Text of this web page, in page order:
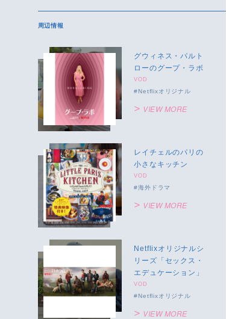
周辺情報
グウィネス・パルト
ローのグープ・ラボ
VOD
Netflixオリジナル
VIEW MORE
レイチェルのパリの
小さなキッチン
VOD
海外ドラマ
VIEW MORE
Netflixオリジナルシ
リーズ「セックス・
エデュケーション」
VOD
Netflixオリジナル
VIEW MORE